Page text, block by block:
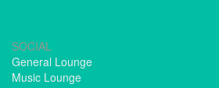
SOCIAL
General Lounge
Music Lounge